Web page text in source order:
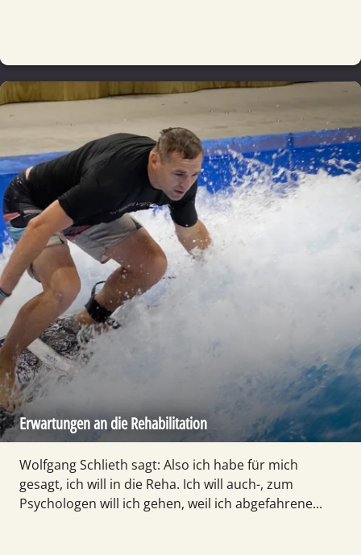
Erwartungen an die Rehabilitation
Wolfgang Schlieth sagt: Also ich habe für mich
gesagt, ich will in die Reha. Ich will auch-, zum
Psychologen will ich gehen, weil ich abgefahrene...